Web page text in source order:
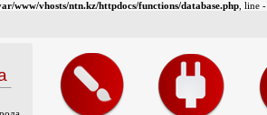
www/vhosts/ntn.kz/httpdocs/functions/database.php , line -